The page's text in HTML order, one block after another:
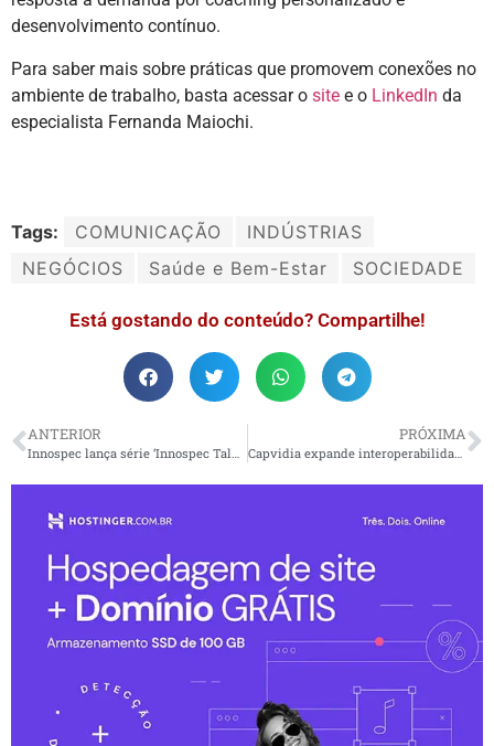
desenvolvimento contínuo.
Para saber mais sobre práticas que promovem conexões no
ambiente de trabalho, basta acessar o site e o LinkedIn da
especialista Fernanda Maiochi.
Tags: COMUNICAÇÃO
INDÚSTRIAS
NEGÓCIOS
Saúde e Bem-Estar SOCIEDADE
Está gostando do conteúdo? Compartilhe!
ANTERIOR PRÓXIMA
Capvidia expande interoperabilidade da definição baseada em modelos (MBD) com o software NX habilitado para QIF